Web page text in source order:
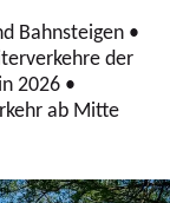
Bahnsteigen •
der
2026 •
ab Mitte